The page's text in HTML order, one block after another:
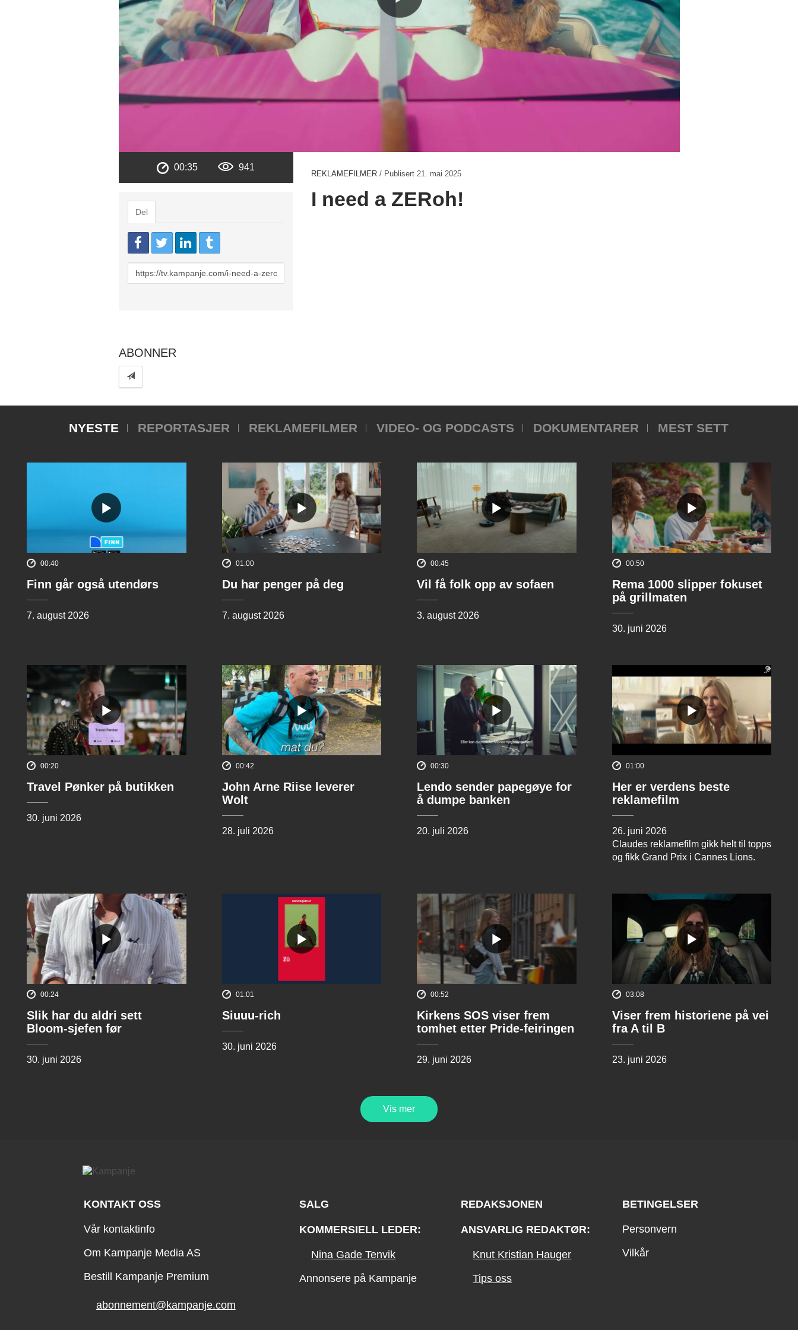
00:35 941
Del
URL
to
REKLAMEFILMER / Publisert 21. mai 2025
I need a ZERoh!
ABONNER
NYESTE REPORTASJER REKLAMEFILMER VIDEO- OG PODCASTS DOKUMENTARER MEST SETT
00:40
Finn går også utendørs
7. august 2026
01:00
Du har penger på deg
7. august 2026
00:45
Vil få folk opp av sofaen
3. august 2026
00:50
Rema 1000 slipper fokuset
på grillmaten
30. juni 2026
00:20
Travel Pønker på butikken
30. juni 2026
00:42
John Arne Riise leverer
Wolt
28. juli 2026
00:30
Lendo sender papegøye for
å dumpe banken
20. juli 2026
01:00
Her er verdens beste
reklamefilm
26. juni 2026
Claudes reklamefilm gikk helt til topps
og fikk Grand Prix i Cannes Lions.
00:24
Slik har du aldri sett
Bloom-sjefen før
30. juni 2026
01:01
Siuuu-rich
30. juni 2026
00:52
Kirkens SOS viser frem
tomhet etter Pride-feiringen
29. juni 2026
03:08
Viser frem historiene på vei
fra A til B
23. juni 2026
Vis mer
KONTAKT OSS
Vår kontaktinfo
Om Kampanje Media AS
Bestill Kampanje Premium
abonnement@kampanje.com
SALG
KOMMERSIELL LEDER:
Nina Gade Tenvik
Annonsere på Kampanje
REDAKSJONEN
ANSVARLIG REDAKTØR:
Knut Kristian Hauger
Tips oss
BETINGELSER
Personvern
Vilkår